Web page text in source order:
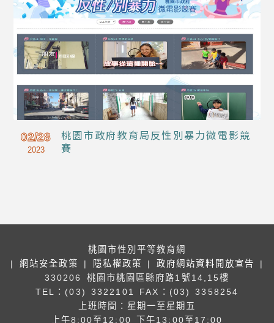
02/28
2023
桃園市政府教育局反性別暴力微電影競
賽
桃園市性別平等教育網
| 網站安全政策 | 隱私權政策 | 政府網站資料開放宣告
|
330206 桃園市桃園區縣府路1號14,15樓
TEL：(03) 3322101
FAX：(03) 3358254
上班時間：星期一至星期五
上午8:00至12:00 下午13:00至17:00